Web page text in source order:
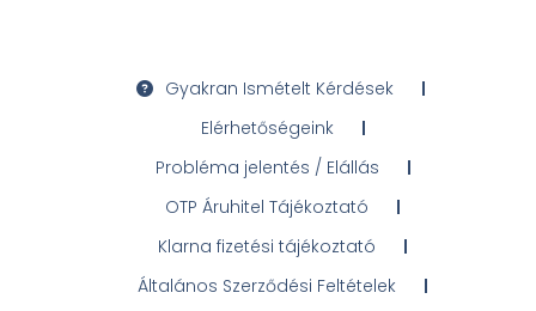
Gyakran Ismételt Kérdések
Elérhetőségeink
Probléma jelentés / Elállás
OTP Áruhitel Tájékoztató
Klarna fizetési tájékoztató
Általános Szerződési Feltételek